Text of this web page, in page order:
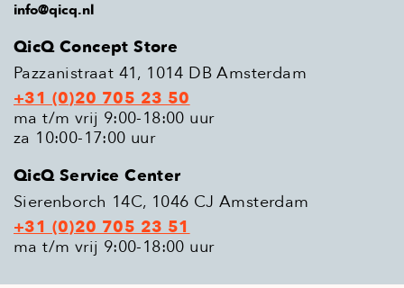
info@qicq.nl
QicQ Concept Store
Pazzanistraat 41, 1014 DB Amsterdam
+31 (0)20 705 23 50
ma t/m vrij 9:00-18:00 uur
za 10:00-17:00 uur
QicQ Service Center
Sierenborch 14C, 1046 CJ Amsterdam
+31 (0)20 705 23 51
ma t/m vrij 9:00-18:00 uur